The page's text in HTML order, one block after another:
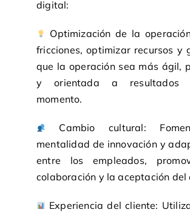
digital:
Optimización de la
fricciones, optimizar recursos y
que la operación sea más ágil,
y orientada a resultados
momento.
Cambio cultural:
mentalidad de innovación y
entre los empleados,
colaboración y la aceptación del
Experiencia del cliente: